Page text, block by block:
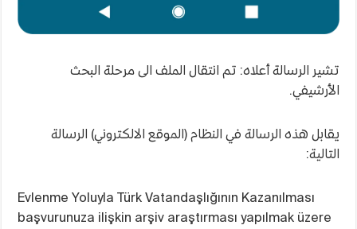
تشير الرسالة أعلاه: تم انتقال الملف الى مرحلة البحث
الأرشيفي.
يقابل هذه الرسالة في النظام (الموقع الالكتروني) الرسالة
التالية:
Evlenme Yoluyla Türk Vatandaşlığının Kazanılması
başvurunuza ilişkin arşiv araştırması yapılmak üzere